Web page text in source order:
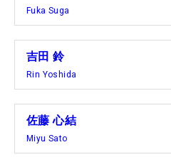
Fuka Suga
吉田 鈴
Rin Yoshida
佐藤 心結
Miyu Sato